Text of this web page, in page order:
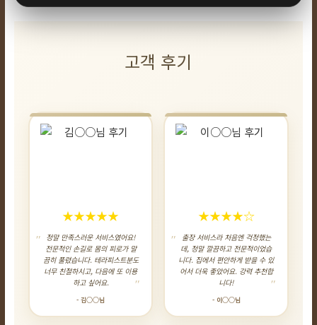
고객 후기
★★★★★
정말 만족스러운 서비스였어요!
전문적인 손길로 몸의 피로가 말
끔히 풀렸습니다. 테라피스트분도
너무 친절하시고, 다음에 또 이용
하고 싶어요.
- 김○○님
★★★★☆
출장 서비스라 처음엔 걱정했는
데, 정말 깔끔하고 전문적이었습
니다. 집에서 편안하게 받을 수 있
어서 더욱 좋았어요. 강력 추천합
니다!
- 이○○님